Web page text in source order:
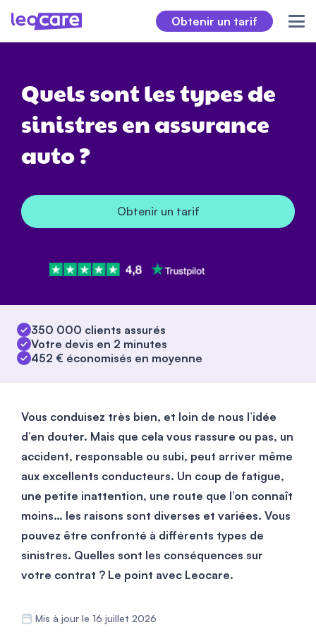
Obtenir un tarif
Quels sont les types de
sinistres en assurance
auto ?
Obtenir un tarif
350 000 clients assurés
Votre devis en 2 minutes
452 € économisés en moyenne
Vous conduisez très bien, et loin de nous l’idée
d’en douter. Mais que cela vous rassure ou pas, un
accident, responsable ou subi, peut arriver même
aux excellents conducteurs. Un coup de fatigue,
une petite inattention, une route que l’on connaît
moins… les raisons sont diverses et variées. Vous
pouvez être confronté à différents types de
sinistres. Quelles sont les conséquences sur
votre contrat ? Le point avec Leocare.
Mis à jour le 16 juillet 2026